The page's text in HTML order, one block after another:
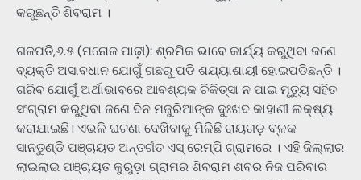
କରୁଛନ୍ତି ଶିବରାମ ।
ଗଜପତି,୬.୫ (ମନୋଜ ପାଢ଼ୀ): ଶ୍ରମିକ ଭାବେ କାର୍ଯ୍ୟ କରୁଥିବା ଜଣେ
ବ୍ୟକ୍ତି ଅସାବଧାନ ଯୋଗୁଁ ଗଛରୁ ପଡି ଶଯ୍ୟାଶାୟୀ ହୋଇପଡିଛନ୍ତି ।
ଗରିବ ଯୋଗୁଁ ଅର୍ଥାଭାବରେ ଆବଶ୍ୟକ ଚିକିତ୍ସା ନ ପାଇ ମୃତ୍ୟୁ ସହିତ
ସଂଗ୍ରାମ କରୁଥିବା ଜଣେ ଦିନ ମଜୁରିଆଙ୍କ ଦୁଃଖଦ କାହାଣୀ ଲକ୍ଷ୍ୟ
କରାଯାଇଛି। ଏଭଳି ଘଟଣା ଦେଖିବାକୁ ମିଳିଛି ରାୟଗଡ଼ ବ୍ଳକ
ସାନତୁଣ୍ଡି ପଞ୍ଚାୟତ ଅନ୍ତର୍ଗତ ଏସ୍ ରେମ୍ପି ଗ୍ରାମରେ । ଏହି ଜିଲ୍ଲାର
ଲାଇଲାଇ ପଞ୍ଚାୟତ କୁରୁଡ଼ା ଗ୍ରାମର ଶିବରାମ ଶବର ନିଜ ପରିବାର